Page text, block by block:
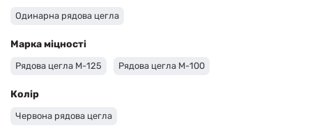
Одинарна рядова цегла
Марка міцності
Рядова цегла М-125 Рядова цегла М-100
Колір
Червона рядова цегла